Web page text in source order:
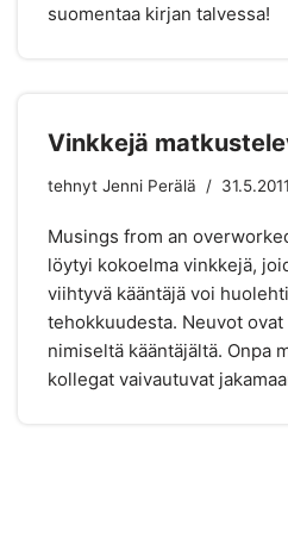
suomentaa kirjan talvessa!
Vinkkejä
tehnyt Jenni Perälä 31.5.2011
Musings from an
löytyi kokoelma vinkkejä,
viihtyvä kääntäjä voi
tehokkuudesta. Neuvot
nimiseltä kääntäjältä. Onpa
kollegat vaivautuvat